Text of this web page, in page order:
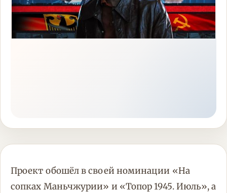
Проект обошёл в своей номинации «На
сопках Маньчжурии» и «Топор 1945. Июль», а